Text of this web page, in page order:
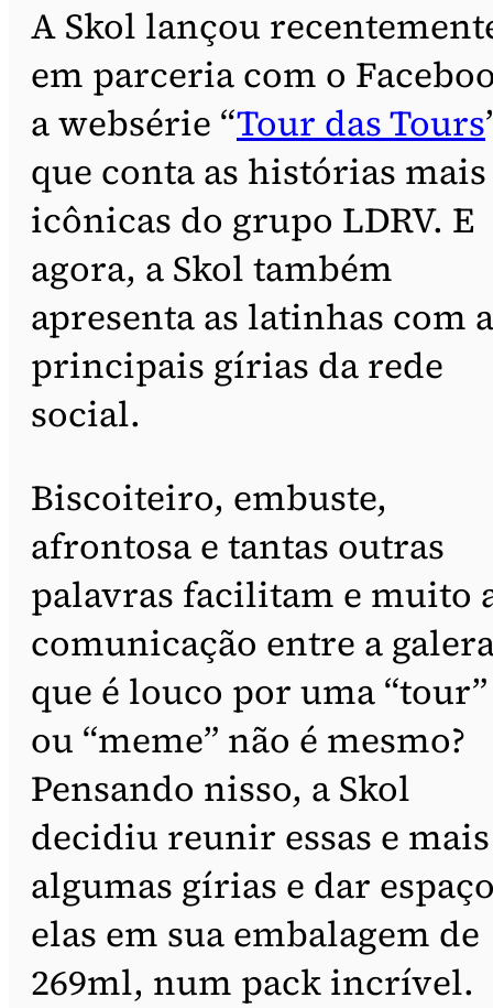
A Skol lançou
em parceria com o
a websérie “Tour das Tours
que conta as histórias mais
icônicas do grupo LDRV. E
agora, a Skol também
apresenta as latinhas com
principais gírias da rede
social.
Biscoiteiro, embuste,
afrontosa e tantas outras
palavras facilitam e muito
comunicação entre a
que é louco por uma “tour”
ou “meme” não é mesmo?
Pensando nisso, a Skol
decidiu reunir essas e mais
algumas gírias e dar
elas em sua embalagem de
269ml, num pack incrível.